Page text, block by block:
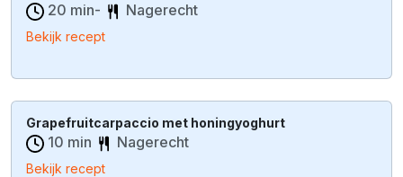
20 min- Nagerecht
Bekijk recept
Grapefruitcarpaccio met honingyoghurt
10 min Nagerecht
Bekijk recept